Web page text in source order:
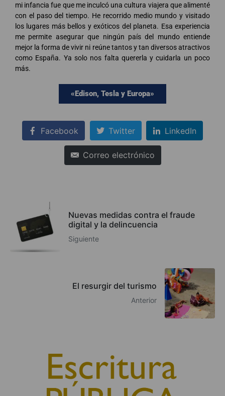
mi infancia fue que me inculcó una cultura viajera que alimenté
con el paso del tiempo. He recorrido medio mundo y visitado
los lugares más bellos y exóticos del planeta. Esa experiencia
me permite asegurar que ningún país del mundo entiende
mejor la forma de vivir ni reúne tantos y tan diversos atractivos
como España. Ya solo nos falta quererla y cuidarla un poco
más.
«Edison, Tesla y Europa»
Facebook Twitter LinkedIn
Correo electrónico
Nuevas medidas contra el fraude
digital y la delincuencia
Siguiente
El resurgir del turismo
Anterior